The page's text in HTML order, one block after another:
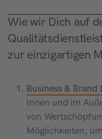
Wie wir Dich auf
zur einzigartigen
Business & Brand
Innen und im
von
Möglichkeiten,